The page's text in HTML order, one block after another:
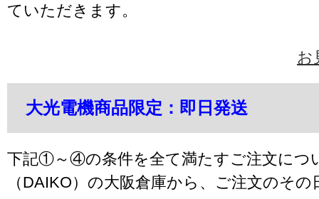
ていただきます。
お
大光電機商品限定：即日発送
下記①～④の条件を全て満たすご注文につ
（DAIKO）の大阪倉庫から、ご注文のそ